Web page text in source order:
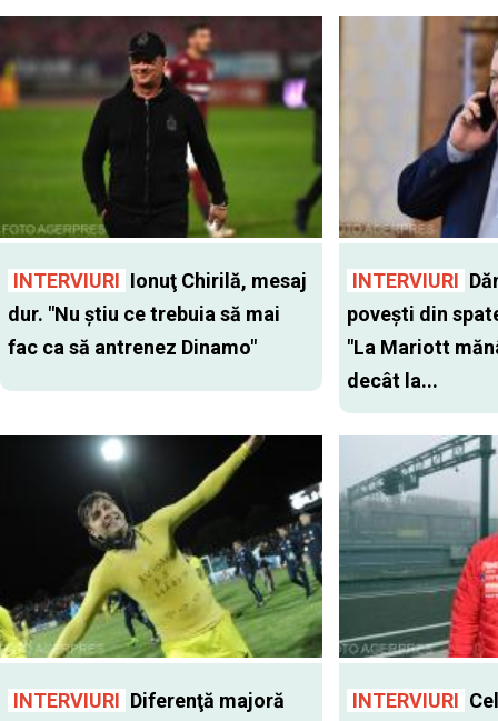
INTERVIURI Ionuţ Chirilă, mesaj
dur. "Nu ştiu ce trebuia să mai
fac ca să antrenez Dinamo"
INTERVIURI
poveşti din
"La Mariott
decât la...
INTERVIURI Diferenţă majoră
INTERVIURI